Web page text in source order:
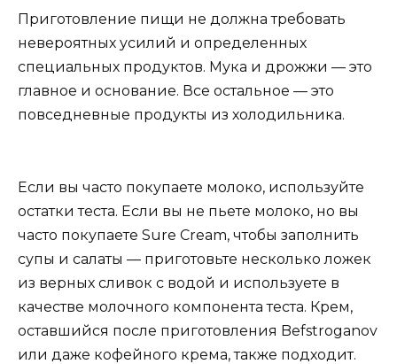
Приготовление пищи не должна требовать
невероятных усилий и определенных
специальных продуктов. Мука и дрожжи — это
главное и основание. Все остальное — это
повседневные продукты из холодильника.
Если вы часто покупаете молоко, используйте
остатки теста. Если вы не пьете молоко, но вы
часто покупаете Sure Cream, чтобы заполнить
супы и салаты — приготовьте несколько ложек
из верных сливок с водой и используете в
качестве молочного компонента теста. Крем,
оставшийся после приготовления Befstroganov
или даже кофейного крема, также подходит.